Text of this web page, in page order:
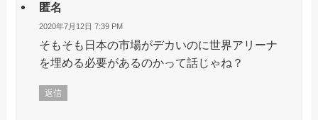
匿名
2020年7月12日 7:39 PM
そもそも日本の市場がデカいのに世界アリーナ
を埋める必要があるのかって話じゃね？
返信